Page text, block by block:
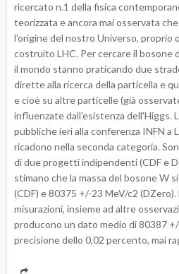
ricercato n.1 della fisica
teorizzata e ancora mai osservata
l'origine del nostro Universo, proprio
costruito LHC. Per cercare il bosone
il mondo stanno praticando due
dirette alla ricerca della particella e
e cioè su altre particelle (già
influenzate dall'esistenza dell'Higgs.
pubbliche ieri alla conferenza INFN a
ricadono nella seconda categoria.
di due progetti indipendenti (CDF e
stimano che la massa del bosone W
(CDF) e 80375 +/-23 MeV/c2
misurazioni, insieme ad altre
producono un dato medio di 80387
precisione dello 0,02 percento, mai